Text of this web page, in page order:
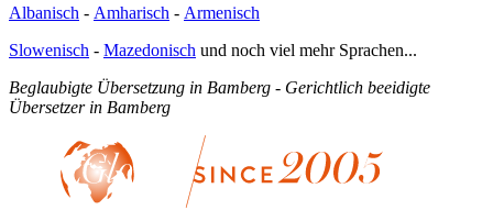
Albanisch - Amharisch - Armenisch
Slowenisch - Mazedonisch und noch viel mehr Sprachen...
Beglaubigte Übersetzung in Bamberg - Gerichtlich beeidigte
Übersetzer in Bamberg